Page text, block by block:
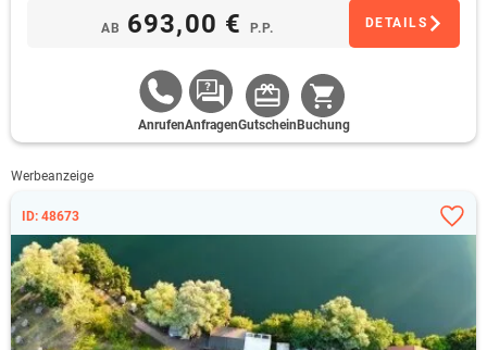
AB 693,00 € P.P. DETAILS
AnrufenAnfragenGutschein Buchung
Werbeanzeige
ID: 48673